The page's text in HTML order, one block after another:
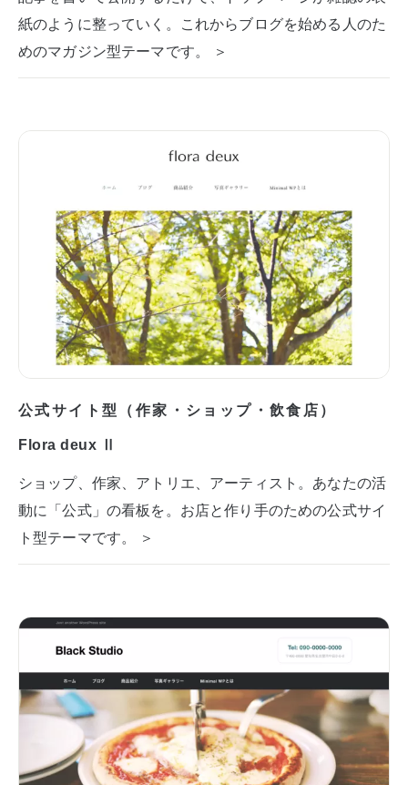
紙のように整っていく。これからブログを始める人のた
めのマガジン型テーマです。 ＞
公式サイト型（作家・ショップ・飲食店）
Flora deux Ⅱ
ショップ、作家、アトリエ、アーティスト。あなたの活
動に「公式」の看板を。お店と作り手のための公式サイ
ト型テーマです。 ＞